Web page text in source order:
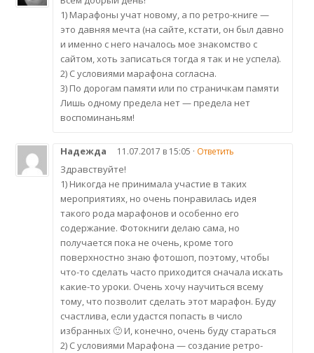
1) Марафоны учат новому, а по ретро-книге —
это давняя мечта (на сайте, кстати, он был давно
и именно с него началось мое знакомство с
сайтом, хоть записаться тогда я так и не успела).
2) С условиями марафона согласна.
3) По дорогам памяти или по страничкам памяти
Лишь одному предела нет — предела нет
воспоминаньям!
Надежда 11.07.2017 в 15:05 · Ответить
Здравствуйте!
1) Никогда не принимала участие в таких
мероприятиях, но очень понравилась идея
такого рода марафонов и особенно его
содержание. Фотокниги делаю сама, но
получается пока не очень, кроме того
поверхностно знаю фотошоп, поэтому, чтобы
что-то сделать часто приходится сначала искать
какие-то уроки. Очень хочу научиться всему
тому, что позволит сделать этот марафон. Буду
счастлива, если удастся попасть в число
избранных 🙂 И, конечно, очень буду стараться
2) С условиями Марафона — создание ретро-